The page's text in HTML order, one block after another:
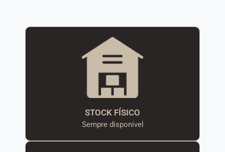
STOCK FÍSICO
Sempre disponível